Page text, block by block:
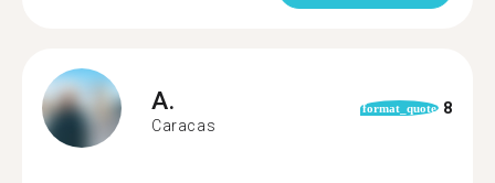
A.
Caracas
format_quote 8